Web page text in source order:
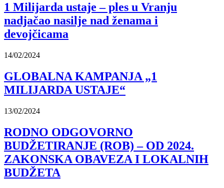
1 Milijarda ustaje – ples u Vranju
nadjačao nasilje nad ženama i
devojčicama
14/02/2024
GLOBALNA KAMPANJA „1
MILIJARDA USTAJE“
13/02/2024
RODNO ODGOVORNO
BUDŽETIRANJE (ROB) – OD 2024.
ZAKONSKA OBAVEZA I LOKALNIH
BUDŽETA